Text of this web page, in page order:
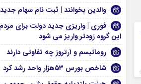
والدین بخوانند | ثبت نام سهام
فوری | واریزی جدید دولت برای
این گروه زودتر واریز می شود
روماتیسم و آرتروز چه تفاوتی دارند
شاخص بورس ۵۳هزار واحد رشد کرد